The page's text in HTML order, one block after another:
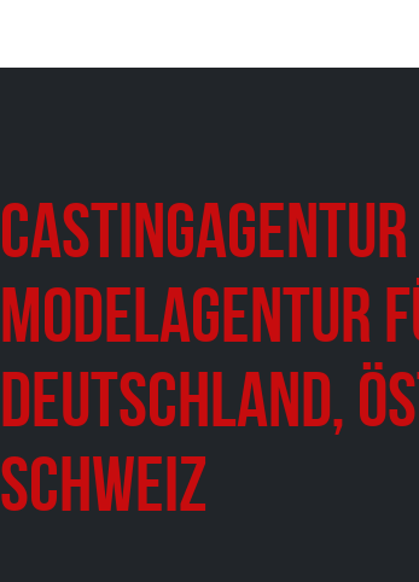
Castingagentur
Modelagentur
Deutschland,
Schweiz